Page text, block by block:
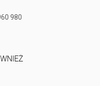
980